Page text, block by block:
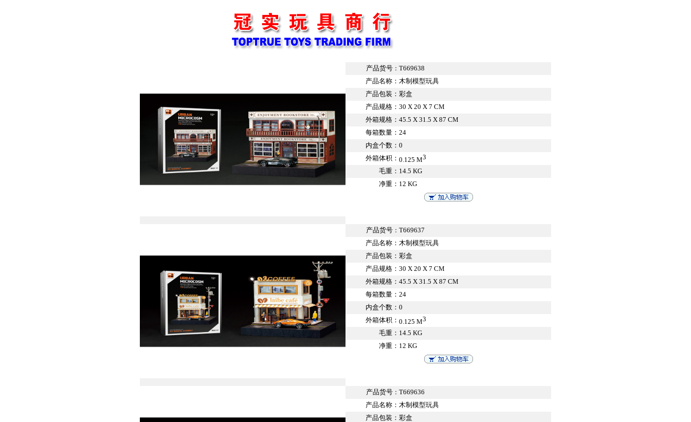
产品货号 ： T669638
产品名称： 木制模型玩具
产品包装： 彩盒
产品规格： 30 X 20 X 7 CM
外箱规格： 45.5 X 31.5 X 87 CM
每箱数量： 24
内盒个数： 0
外箱体积： 0.125 M3
毛重： 14.5 KG
净重： 12 KG
产品货号 ： T669637
产品名称： 木制模型玩具
产品包装： 彩盒
产品规格： 30 X 20 X 7 CM
外箱规格： 45.5 X 31.5 X 87 CM
每箱数量： 24
内盒个数： 0
外箱体积： 0.125 M3
毛重： 14.5 KG
净重： 12 KG
产品货号 ： T669636
产品名称： 木制模型玩具
产品包装： 彩盒